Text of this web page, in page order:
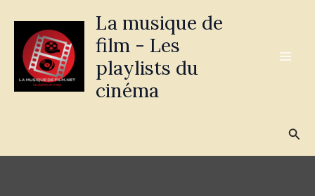
contenu
La musique de
film - Les
playlists du
cinéma